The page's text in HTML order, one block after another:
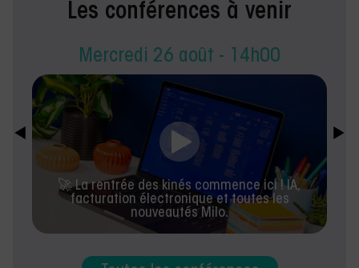
Les conférences à venir
Mercredi 26 août - 14h00
🚀 La rentrée des kinés commence ici ! IA,
facturation électronique et toutes les
nouveautés Milo.